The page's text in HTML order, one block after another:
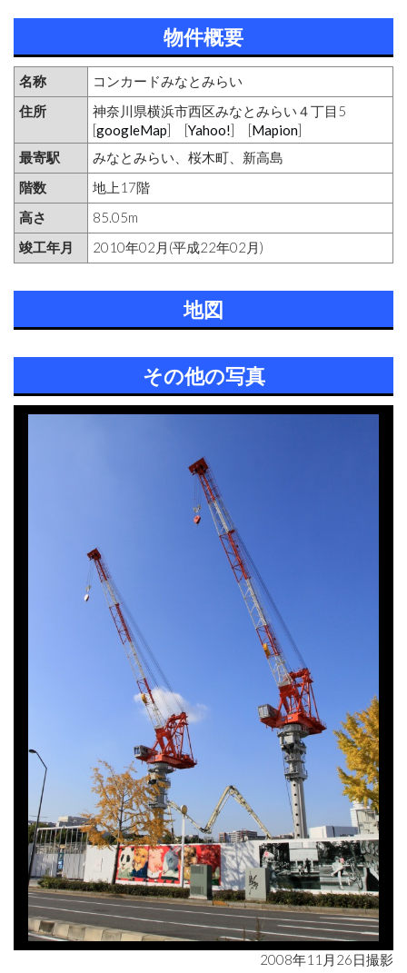
物件概要
名称
コンカードみなとみらい
住所
神奈川県横浜市西区みなとみらい４丁目5
[googleMap] [Yahoo!] [Mapion]
最寄駅
みなとみらい、桜木町、新高島
階数
地上17階
高さ
85.05m
竣工年月
2010年02月(平成22年02月)
地図
その他の写真
2008年11月26日撮影